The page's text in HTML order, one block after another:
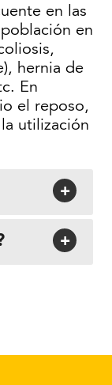
en las
en
hernia de
En
el reposo,
utilización
+
+